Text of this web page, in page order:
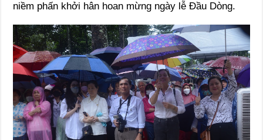
niềm phấn khởi hân hoan mừng ngày lễ Đầu Dòng.